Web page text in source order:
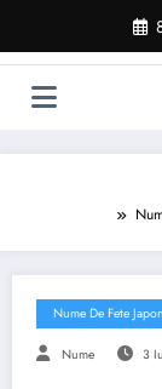
conținut
Nume De Fete
Nume 3